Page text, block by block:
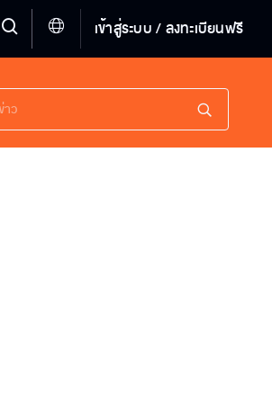
เข้าสู่ระบบ / ลงทะเบียนฟรี